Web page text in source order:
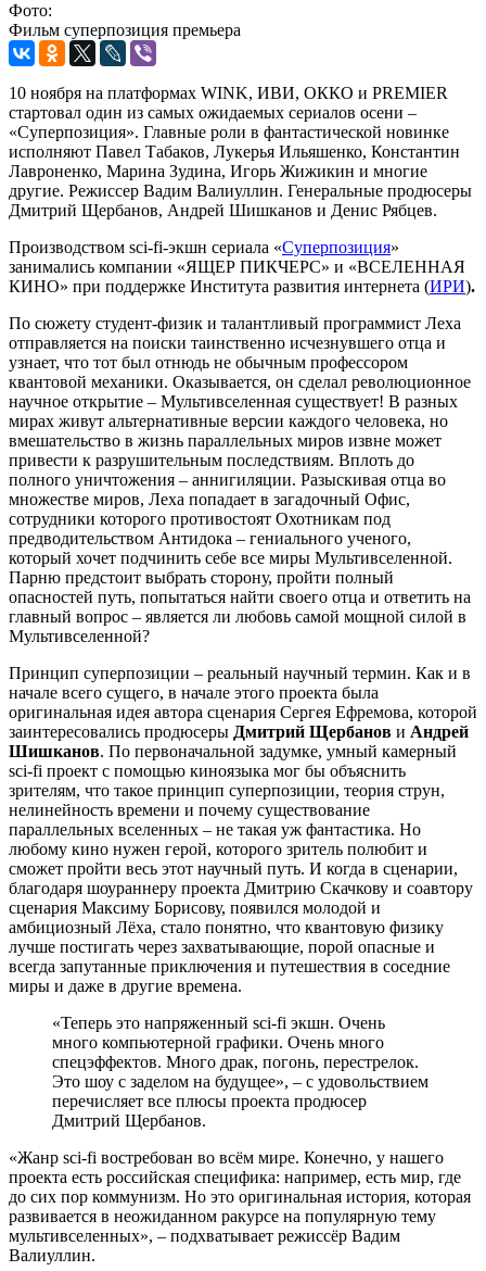
Фото:
Фильм суперпозиция премьера
10 ноября на платформах WINK, ИВИ, ОККО и PREMIER
стартовал один из самых ожидаемых сериалов осени –
«Суперпозиция». Главные роли в фантастической новинке
исполняют Павел Табаков, Лукерья Ильяшенко, Константин
Лавроненко, Марина Зудина, Игорь Жижикин и многие
другие. Режиссер Вадим Валиуллин. Генеральные продюсеры
Дмитрий Щербанов, Андрей Шишканов и Денис Рябцев.
Производством sci-fi-экшн сериала «Суперпозиция»
занимались компании «ЯЩЕР ПИКЧЕРС» и «ВСЕЛЕННАЯ
КИНО» при поддержке Института развития интернета (ИРИ).
По сюжету студент-физик и талантливый программист Леха
отправляется на поиски таинственно исчезнувшего отца и
узнает, что тот был отнюдь не обычным профессором
квантовой механики. Оказывается, он сделал революционное
научное открытие – Мультивселенная существует! В разных
мирах живут альтернативные версии каждого человека, но
вмешательство в жизнь параллельных миров извне может
привести к разрушительным последствиям. Вплоть до
полного уничтожения – аннигиляции. Разыскивая отца во
множестве миров, Леха попадает в загадочный Офис,
сотрудники которого противостоят Охотникам под
предводительством Антидока – гениального ученого,
который хочет подчинить себе все миры Мультивселенной.
Парню предстоит выбрать сторону, пройти полный
опасностей путь, попытаться найти своего отца и ответить на
главный вопрос – является ли любовь самой мощной силой в
Мультивселенной?
Принцип суперпозиции – реальный научный термин. Как и в
начале всего сущего, в начале этого проекта была
оригинальная идея автора сценария Сергея Ефремова, которой
заинтересовались продюсеры Дмитрий Щербанов и Андрей
Шишканов. По первоначальной задумке, умный камерный
sci-fi проект с помощью киноязыка мог бы объяснить
зрителям, что такое принцип суперпозиции, теория струн,
нелинейность времени и почему существование
параллельных вселенных – не такая уж фантастика. Но
любому кино нужен герой, которого зритель полюбит и
сможет пройти весь этот научный путь. И когда в сценарии,
благодаря шоураннеру проекта Дмитрию Скачкову и соавтору
сценария Максиму Борисову, появился молодой и
амбициозный Лёха, стало понятно, что квантовую физику
лучше постигать через захватывающие, порой опасные и
всегда запутанные приключения и путешествия в соседние
миры и даже в другие времена.
«Теперь это напряженный sci-fi экшн. Очень
много компьютерной графики. Очень много
спецэффектов. Много драк, погонь, перестрелок.
Это шоу с заделом на будущее», – с удовольствием
перечисляет все плюсы проекта продюсер
Дмитрий Щербанов.
«Жанр sci-fi востребован во всём мире. Конечно, у нашего
проекта есть российская специфика: например, есть мир, где
до сих пор коммунизм. Но это оригинальная история, которая
развивается в неожиданном ракурсе на популярную тему
мультивселенных», – подхватывает режиссёр Вадим
Валиуллин.